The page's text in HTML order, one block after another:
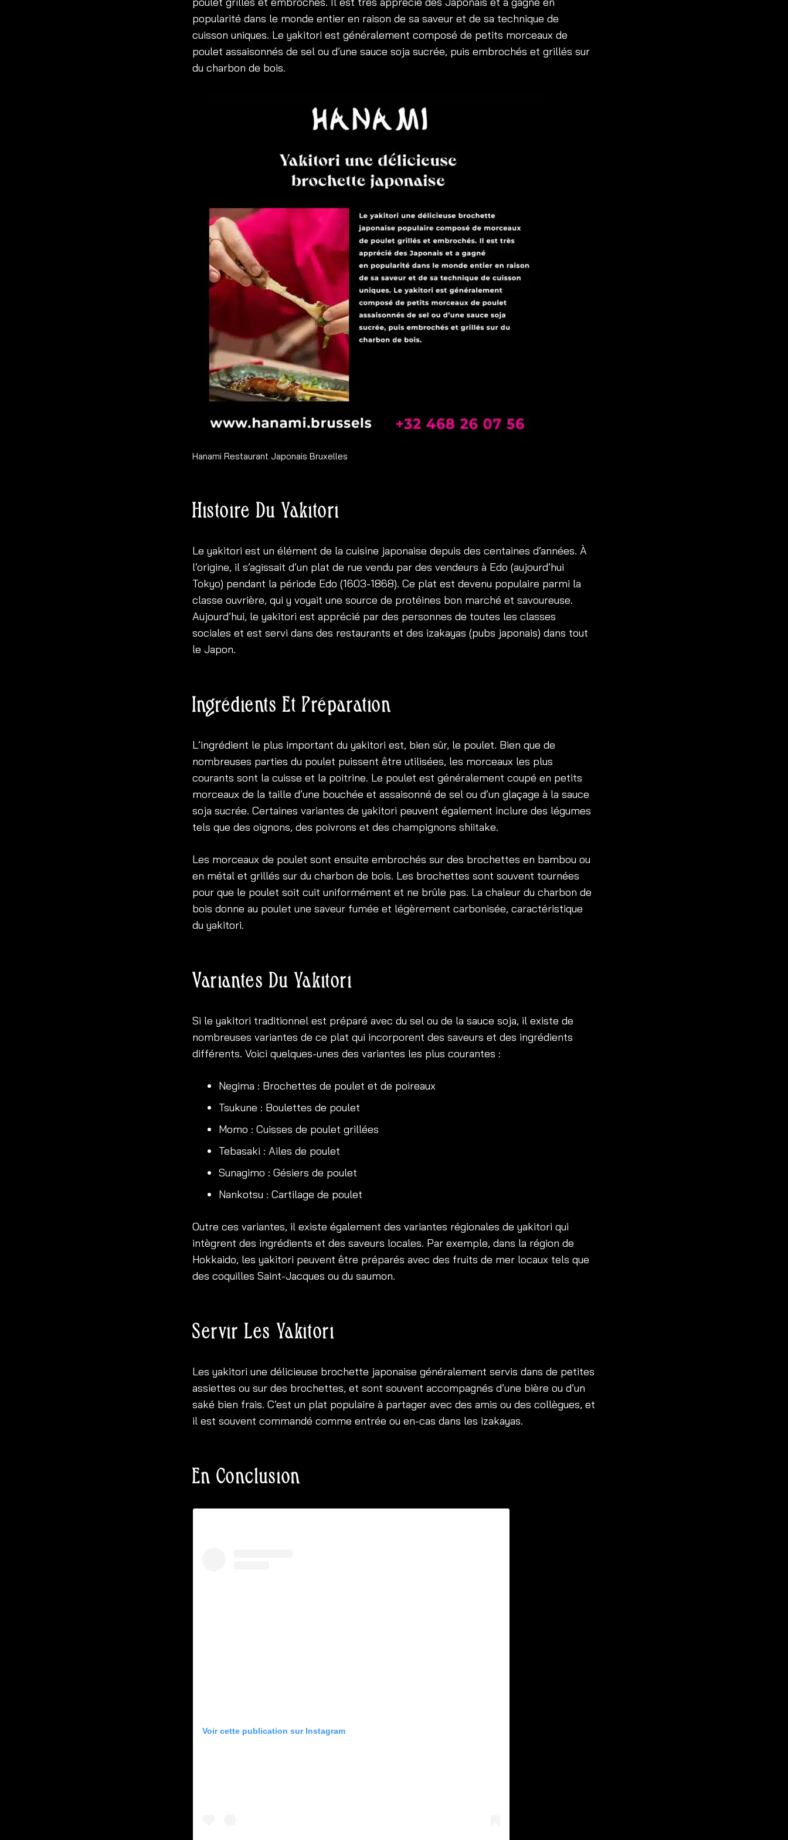
popularité dans le monde entier en raison de sa saveur et de sa technique de
cuisson uniques. Le yakitori est généralement composé de petits morceaux de
poulet assaisonnés de sel ou d’une sauce soja sucrée, puis embrochés et grillés sur
du charbon de bois.
Hanami Restaurant Japonais Bruxelles
Histoire Du Yakitori
Le yakitori est un élément de la cuisine japonaise depuis des centaines d’années. À
l’origine, il s’agissait d’un plat de rue vendu par des vendeurs à Edo (aujourd’hui
Tokyo) pendant la période Edo (1603-1868). Ce plat est devenu populaire parmi la
classe ouvrière, qui y voyait une source de protéines bon marché et savoureuse.
Aujourd’hui, le yakitori est apprécié par des personnes de toutes les classes
sociales et est servi dans des restaurants et des izakayas (pubs japonais) dans tout
le Japon.
Ingrédients Et Préparation
L’ingrédient le plus important du yakitori est, bien sûr, le poulet. Bien que de
nombreuses parties du poulet puissent être utilisées, les morceaux les plus
courants sont la cuisse et la poitrine. Le poulet est généralement coupé en petits
morceaux de la taille d’une bouchée et assaisonné de sel ou d’un glaçage à la sauce
soja sucrée. Certaines variantes de yakitori peuvent également inclure des légumes
tels que des oignons, des poivrons et des champignons shiitake.
Les morceaux de poulet sont ensuite embrochés sur des brochettes en bambou ou
en métal et grillés sur du charbon de bois. Les brochettes sont souvent tournées
pour que le poulet soit cuit uniformément et ne brûle pas. La chaleur du charbon de
bois donne au poulet une saveur fumée et légèrement carbonisée, caractéristique
du yakitori.
Variantes Du Yakitori
Si le yakitori traditionnel est préparé avec du sel ou de la sauce soja, il existe de
nombreuses variantes de ce plat qui incorporent des saveurs et des ingrédients
différents. Voici quelques-unes des variantes les plus courantes :
Negima : Brochettes de poulet et de poireaux
Tsukune : Boulettes de poulet
Momo : Cuisses de poulet grillées
Tebasaki : Ailes de poulet
Sunagimo : Gésiers de poulet
Nankotsu : Cartilage de poulet
Outre ces variantes, il existe également des variantes régionales de yakitori qui
intègrent des ingrédients et des saveurs locales. Par exemple, dans la région de
Hokkaido, les yakitori peuvent être préparés avec des fruits de mer locaux tels que
des coquilles Saint-Jacques ou du saumon.
Servir Les Yakitori
Les yakitori une délicieuse brochette japonaise généralement servis dans de petites
assiettes ou sur des brochettes, et sont souvent accompagnés d’une bière ou d’un
saké bien frais. C’est un plat populaire à partager avec des amis ou des collègues, et
il est souvent commandé comme entrée ou en-cas dans les izakayas.
En Conclusion
Voir cette publication sur Instagram